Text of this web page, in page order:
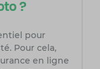
?
pour
Pour cela,
en ligne